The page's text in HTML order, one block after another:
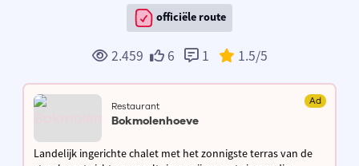
officiële route
2.459 6 1 1.5/5
Restaurant Ad
Bokmolenhoeve
Landelijk ingerichte chalet met het zonnigste terras van de